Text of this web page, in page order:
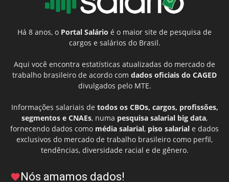
Há 8 anos, o Portal Salário é o maior site de pesquisa de
cargos e salários do Brasil.
Aqui você encontra estatísticas atualizadas do mercado de
trabalho brasileiro de acordo com dados oficiais do CAGED
divulgados pelo MTE.
Informações salariais de todos os CBOs, cargos, profissões,
segmentos e CNAEs, numa pesquisa salarial big data,
fornecendo dados como média salarial, piso salarial e dados
exclusivos do mercado de trabalho brasileiro como perfil,
tendências, diversidade racial e de gênero.
Nós amamos dados!